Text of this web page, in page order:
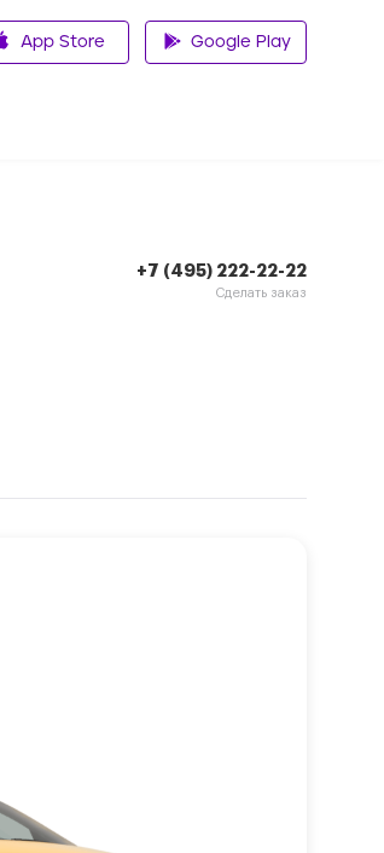
App Store Google Play
+7 (495) 222-22-22
Сделать заказ